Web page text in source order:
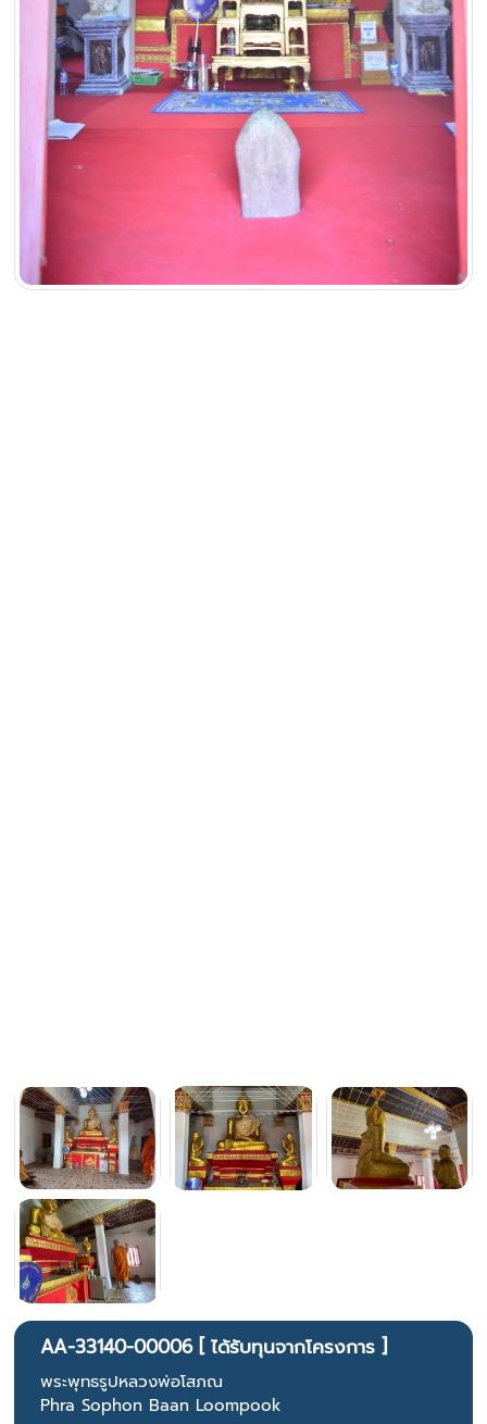
AA-33140-00006 [ ได้รับทุนจากโครงการ ]
พระพุทธรูปหลวงพ่อโสภณ
Phra Sophon Baan Loompook